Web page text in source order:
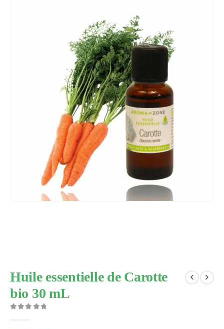
Huile essentielle de Carotte
bio 30 mL